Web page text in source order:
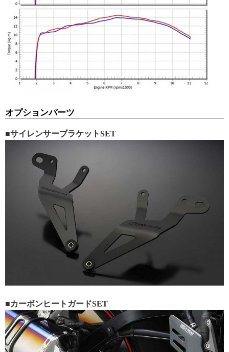
オプションパーツ
■サイレンサーブラケットSET
■カーボンヒートガードSET